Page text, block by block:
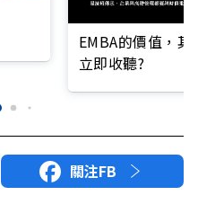
EMBA的價值，
立即收聽?
關注FB